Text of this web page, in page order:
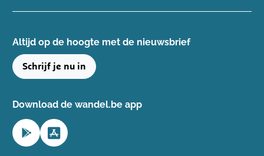
Altijd op de hoogte ​met de nieuwsbrief
Schrijf je nu in
Download de wandel.be app